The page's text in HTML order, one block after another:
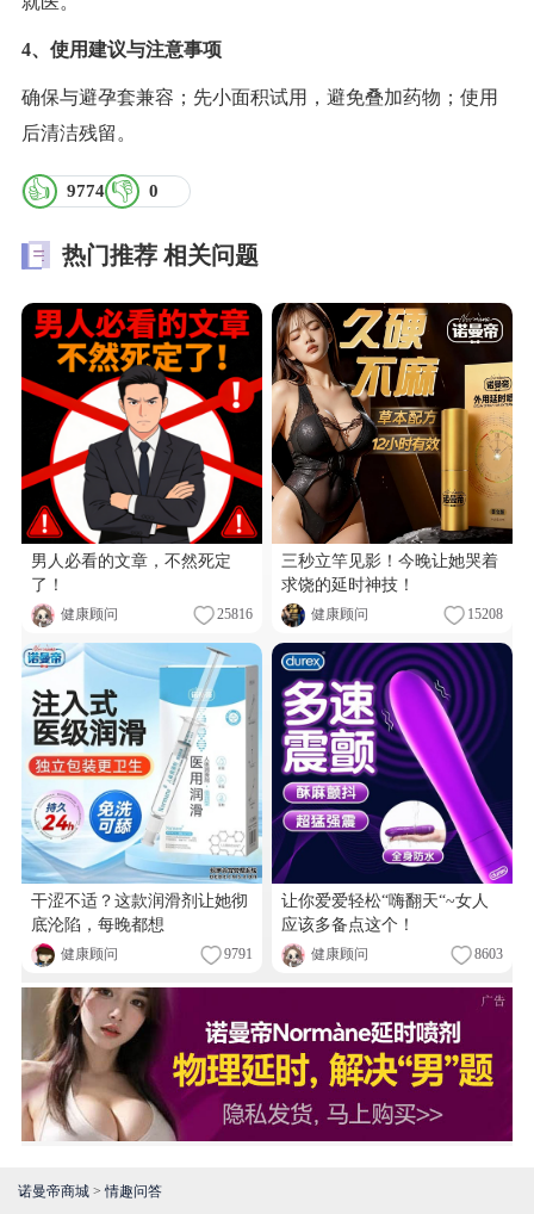
4、使用建议与注意事项
确保与避孕套兼容；先小面积试用，避免叠加药物；使用
后清洁残留。
👍 9774 👎 0
热门推荐 相关问题
男人必看的文章，不然死定
了！
健康顾问 25816
三秒立竿见影！今晚让她哭着
求饶的延时神技！
健康顾问 15208
干涩不适？这款润滑剂让她彻
底沦陷，每晚都想
健康顾问 9791
让你爱爱轻松“嗨翻天“~女人
应该多备点这个！
健康顾问 8603
诺曼帝商城 > 情趣问答